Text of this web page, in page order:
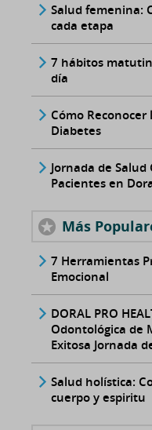
Salud femenina:
cada etapa
7 hábitos
día
Cómo Reconocer
Diabetes
Jornada de
Pacientes en
Más
7 Herramientas
Emocional
DORAL PRO
Odontológica de
Exitosa Jornada
Salud holística:
cuerpo y espiritu